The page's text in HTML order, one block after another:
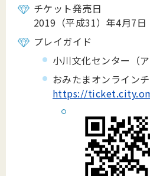
チケット発売日
2019（平成31）年4月7
プレイガイド
小川文化センター（
おみたまオンライン
https://